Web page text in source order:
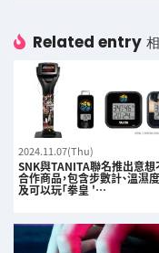
Related entry
2024.11.07(Thu)
SNK與TANITA聯名推出意想
合作商品，包含步數計、溫濕
及可以玩「拳皇 '…